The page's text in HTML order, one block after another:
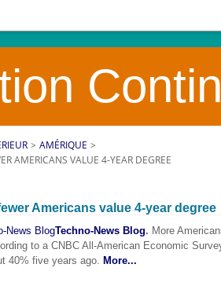
> AMÉRIQUE >
AMERICANS VALUE 4-YEAR DEGREE
Americans value 4-year degree
Techno-News Blog. More
to a CNBC All-American Economic
40% five years ago. More...